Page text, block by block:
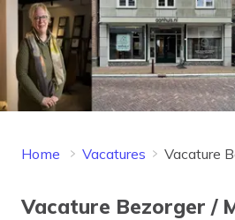
Home Vacatures Vacature
Vacature Bezorger /